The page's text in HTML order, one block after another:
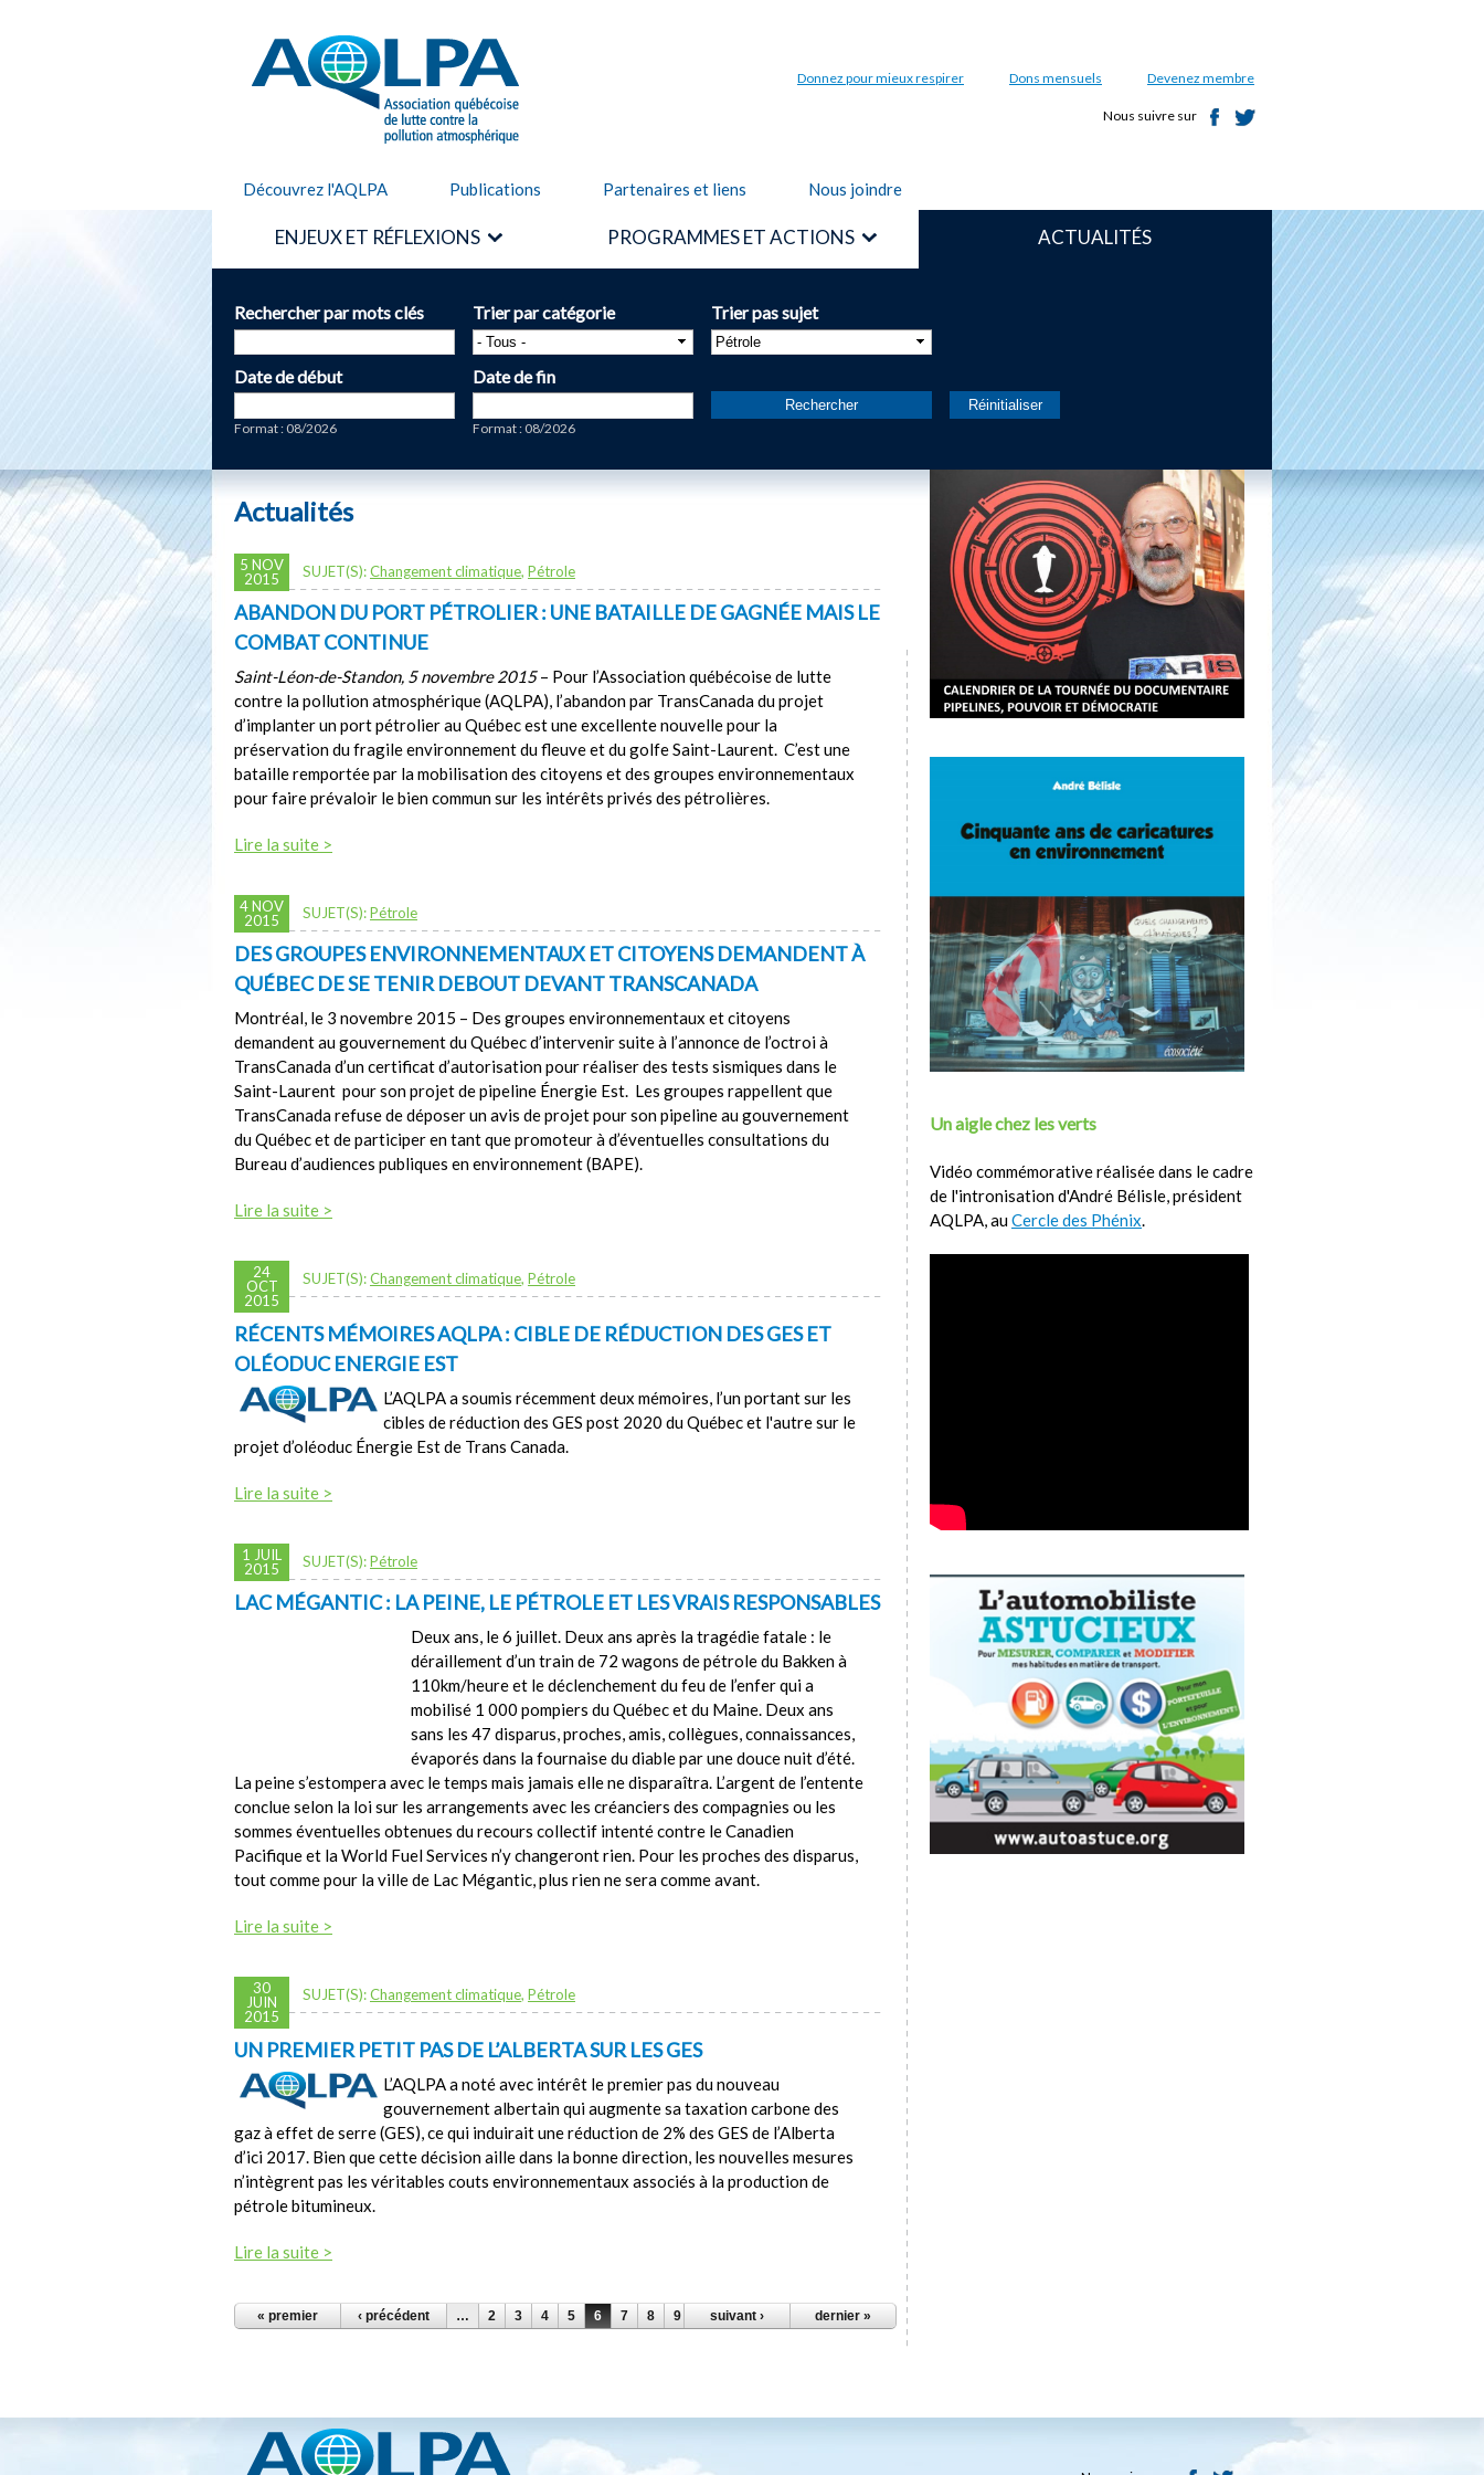
AQLPA Donnez pour mieux respirer Dons mensuels Devenez membre
Nous suivre sur
Découvrez l'AQLPA Publications Partenaires et liens Nous joindre
ENJEUX ET RÉFLEXIONS PROGRAMMES ET ACTIONS ACTUALITÉS
Rechercher par mots clés Trier par catégorie Trier pas sujet
Date de début
Format : 08/2026
Date de fin
Format : 08/2026
Actualités
5 NOV
2015
SUJET(S):Changement climatique, Pétrole
ABANDON DU PORT PÉTROLIER : UNE BATAILLE DE GAGNÉE MAIS LE
COMBAT CONTINUE
Saint-Léon-de-Standon, 5 novembre 2015– Pour l’Association québécoise de lutte
contre la pollution atmosphérique (AQLPA), l’abandon par TransCanada du projet
d’implanter un port pétrolier au Québec est une excellente nouvelle pour la
préservation du fragile environnement du fleuve et du golfe Saint-Laurent. C’est une
bataille remportée par la mobilisation des citoyens et des groupes environnementaux
pour faire prévaloir le bien commun sur les intérêts privés des pétrolières.
Lire la suite >
4 NOV
2015
SUJET(S):Pétrole
DES GROUPES ENVIRONNEMENTAUX ET CITOYENS DEMANDENT À
QUÉBEC DE SE TENIR DEBOUT DEVANT TRANSCANADA
Montréal, le 3 novembre 2015 – Des groupes environnementaux et citoyens
demandent au gouvernement du Québec d’intervenir suite à l’annonce de l’octroi à
TransCanada d’un certificat d’autorisation pour réaliser des tests sismiques dans le
Saint-Laurent pour son projet de pipeline Énergie Est. Les groupes rappellent que
TransCanada refuse de déposer un avis de projet pour son pipeline au gouvernement
du Québec et de participer en tant que promoteur à d’éventuelles consultations du
Bureau d’audiences publiques en environnement (BAPE).
Lire la suite >
24
OCT
2015
SUJET(S):Changement climatique, Pétrole
RÉCENTS MÉMOIRES AQLPA : CIBLE DE RÉDUCTION DES GES ET
OLÉODUC ENERGIE EST
L’AQLPA a soumis récemment deux mémoires, l’un portant sur les
cibles de réduction des GES post 2020 du Québec et l'autre sur le
projet d’oléoduc Énergie Est de Trans Canada.
Lire la suite >
1 JUIL
2015
SUJET(S):Pétrole
LAC MÉGANTIC : LA PEINE, LE PÉTROLE ET LES VRAIS RESPONSABLES
Deux ans, le 6 juillet. Deux ans après la tragédie fatale : le
déraillement d’un train de 72 wagons de pétrole du Bakken à
110km/heure et le déclenchement du feu de l’enfer qui a
mobilisé 1 000 pompiers du Québec et du Maine. Deux ans
sans les 47 disparus, proches, amis, collègues, connaissances,
évaporés dans la fournaise du diable par une douce nuit d’été.
La peine s’estompera avec le temps mais jamais elle ne disparaîtra. L’argent de l’entente
conclue selon la loi sur les arrangements avec les créanciers des compagnies ou les
sommes éventuelles obtenues du recours collectif intenté contre le Canadien
Pacifique et la World Fuel Services n’y changeront rien. Pour les proches des disparus,
tout comme pour la ville de Lac Mégantic, plus rien ne sera comme avant.
Lire la suite >
30
JUIN
2015
SUJET(S):Changement climatique, Pétrole
UN PREMIER PETIT PAS DE L’ALBERTA SUR LES GES
L’AQLPA a noté avec intérêt le premier pas du nouveau
gouvernement albertain qui augmente sa taxation carbone des
gaz à effet de serre (GES), ce qui induirait une réduction de 2% des GES de l’Alberta
d’ici 2017. Bien que cette décision aille dans la bonne direction, les nouvelles mesures
n’intègrent pas les véritables couts environnementaux associés à la production de
pétrole bitumineux.
Lire la suite >
PAGES
« premier ‹ précédent … 2 3 4 5 6 7 8 9 10 …
suivant › dernier »
Un aigle chez les verts
Vidéo commémorative réalisée dans le cadre
de l'intronisation d'André Bélisle, président
AQLPA, auCercle des Phénix.